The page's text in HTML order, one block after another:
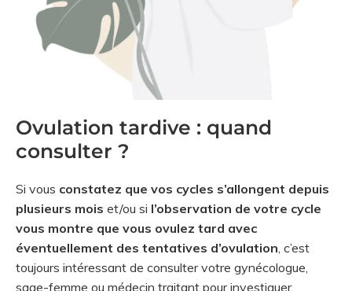
Ovulation tardive : quand
consulter ?
Si vous constatez que vos cycles s’allongent depuis
plusieurs mois et/ou si l’observation de votre cycle
vous montre que vous ovulez tard avec
éventuellement des tentatives d’ovulation, c’est
toujours intéressant de consulter votre gynécologue,
sage-femme ou médecin traitant pour investiguer,